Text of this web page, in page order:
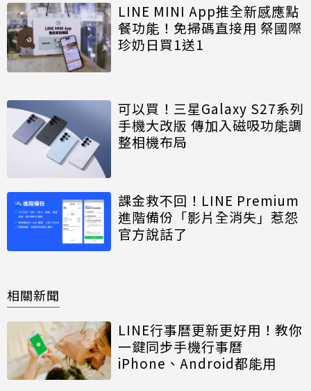
LINE MINI App推全新感應點
餐功能！免掃碼直接用 祭國際
珍奶日買1送1
可以買！三星Galaxy S27系列
手機大改版 傳加入磁吸功能調
整相機布局
課金救不回！LINE Premium
進階備份「影片全消失」惹怨
官方說話了
相關新聞
LINE行事曆更新更好用！教你
一鍵同步手機行事曆
iPhone、Android都能用